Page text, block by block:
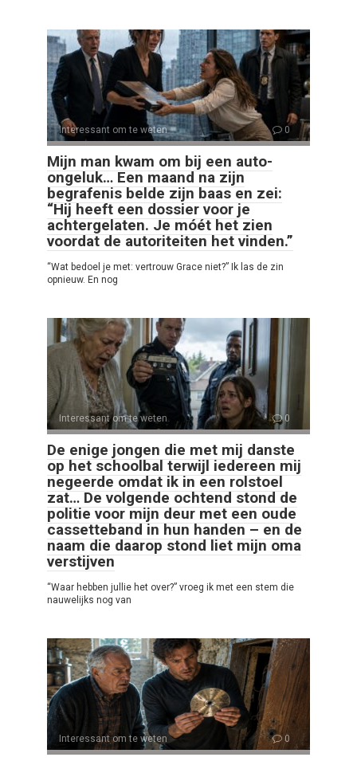
Interessant om te weten 0
Mijn man kwam om bij een auto-
ongeluk… Een maand na zijn
begrafenis belde zijn baas en zei:
“Hij heeft een dossier voor je
achtergelaten. Je móét het zien
voordat de autoriteiten het vinden.”
“Wat bedoel je met: vertrouw Grace niet?” Ik las de zin
opnieuw. En nog
Interessant om te weten 0
De enige jongen die met mij danste
op het schoolbal terwijl iedereen mij
negeerde omdat ik in een rolstoel
zat… De volgende ochtend stond de
politie voor mijn deur met een oude
cassetteband in hun handen – en de
naam die daarop stond liet mijn oma
verstijven
“Waar hebben jullie het over?” vroeg ik met een stem die
nauwelijks nog van
Interessant om te weten 0